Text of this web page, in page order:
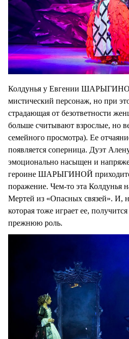
Колдунья у Евгении
мистический персонаж, но при
страдающая от безответности
больше считывают взрослые, но
семейного просмотра). Ее
появляется соперница. Дуэт
эмоционально насыщен и
героине ШАРЫГИНОЙ
поражение. Чем-то эта Колдунья
Мертей из «Опасных связей». И,
которая тоже играет ее,
прежнюю роль.